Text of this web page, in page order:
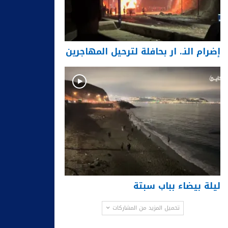
إضرام النـ. ار بحافلة لترحيل المهاجرين
ليلة بيضاء بباب سبتة
تحميل المزيد من المشاركات